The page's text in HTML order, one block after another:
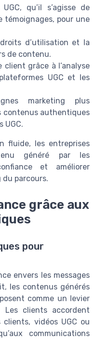
qu’il s’agisse de
témoignages, pour une
d’utilisation et la
de contenu.
client grâce à l’analyse
UGC et les
marketing plus
contenus authentiques
UGC.
fluide, les entreprises
généré par les
et améliorer
du parcours.
grâce aux
pour
envers les messages
les contenus générés
comme un levier
Les clients accordent
vidéos UGC ou
communications